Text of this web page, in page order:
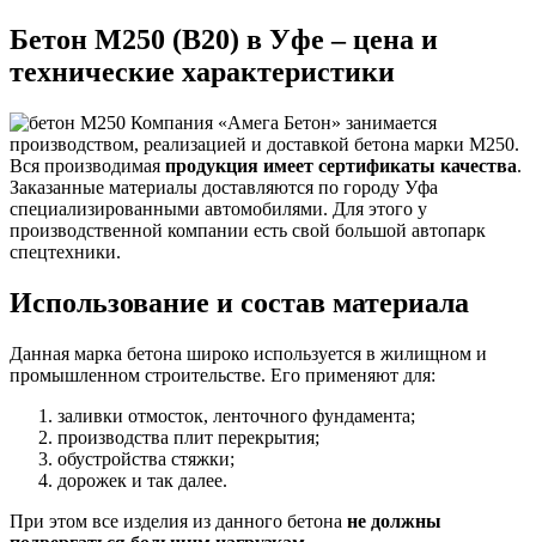
Бетон М250 (В20) в Уфе – цена и
технические характеристики
Компания «Амега Бетон» занимается
производством, реализацией и доставкой бетона марки М250.
Вся производимая продукция имеет сертификаты качества.
Заказанные материалы доставляются по городу Уфа
специализированными автомобилями. Для этого у
производственной компании есть свой большой автопарк
спецтехники.
Использование и состав материала
Данная марка бетона широко используется в жилищном и
промышленном строительстве. Его применяют для:
заливки отмосток, ленточного фундамента;
производства плит перекрытия;
обустройства стяжки;
дорожек и так далее.
При этом все изделия из данного бетона не должны